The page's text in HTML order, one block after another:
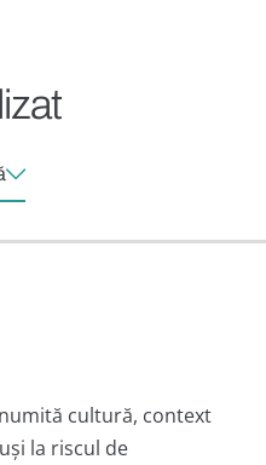
cultură, context
la riscul de